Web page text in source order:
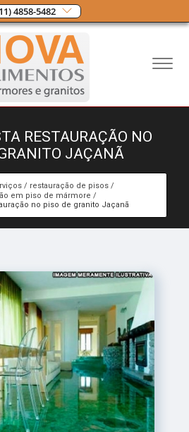
4858-5482
RESTAURAÇÃO NO
JAÇANÃ
restauração de pisos
em piso de mármore
no piso de granito Jaçanã